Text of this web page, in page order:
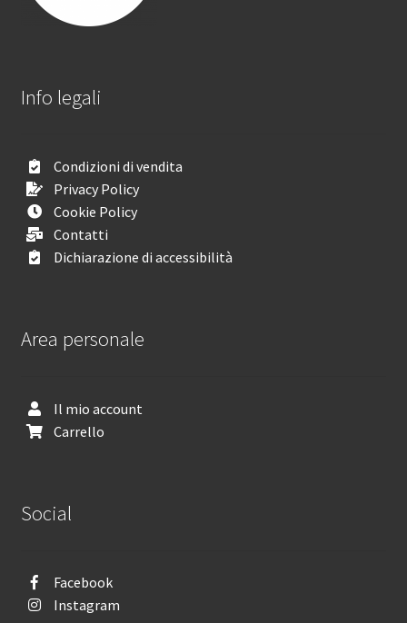
Info legali
Condizioni di vendita
Privacy Policy
Cookie Policy
Contatti
Dichiarazione di accessibilità
Area personale
Il mio account
Carrello
Social
Facebook
Instagram